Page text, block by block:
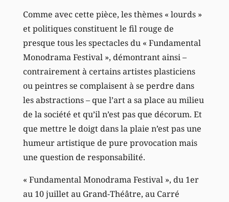
Comme avec cette pièce, les thèmes « lourds »
et politiques constituent le fil rouge de
presque tous les spectacles du « Fundamental
Monodrama Festival », démontrant ainsi –
contrairement à certains artistes plasticiens
ou peintres se complaisent à se perdre dans
les abstractions – que l’art a sa place au milieu
de la société et qu’il n’est pas que décorum. Et
que mettre le doigt dans la plaie n’est pas une
humeur artistique de pure provocation mais
une question de responsabilité.
« Fundamental Monodrama Festival », du 1er
au 10 juillet au Grand-Théâtre, au Carré